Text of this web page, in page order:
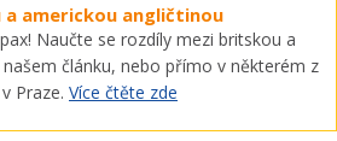
a americkou angličtinou
Naučte se rozdíly mezi britskou a
článku, nebo přímo v některém z
Praze. Více čtěte zde